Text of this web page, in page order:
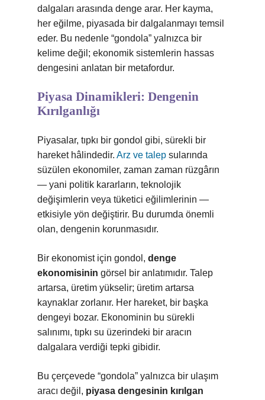
dalgaları arasında denge arar. Her kayma,
her eğilme, piyasada bir dalgalanmayı temsil
eder. Bu nedenle “gondola” yalnızca bir
kelime değil; ekonomik sistemlerin hassas
dengesini anlatan bir metafordur.
Piyasa Dinamikleri: Dengenin
Kırılganlığı
Piyasalar, tıpkı bir gondol gibi, sürekli bir
hareket hâlindedir. Arz ve talep sularında
süzülen ekonomiler, zaman zaman rüzgârın
— yani politik kararların, teknolojik
değişimlerin veya tüketici eğilimlerinin —
etkisiyle yön değiştirir. Bu durumda önemli
olan, dengenin korunmasıdır.
Bir ekonomist için gondol, denge
ekonomisinin görsel bir anlatımıdır. Talep
artarsa, üretim yükselir; üretim artarsa
kaynaklar zorlanır. Her hareket, bir başka
dengeyi bozar. Ekonominin bu sürekli
salınımı, tıpkı su üzerindeki bir aracın
dalgalara verdiği tepki gibidir.
Bu çerçevede “gondola” yalnızca bir ulaşım
aracı değil, piyasa dengesinin kırılgan